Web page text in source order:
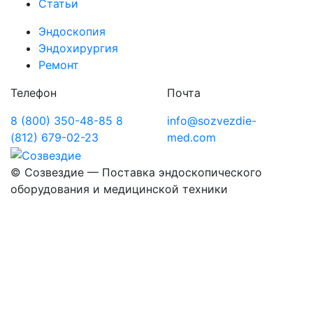
Статьи
Эндоскопия
Эндохирургия
Ремонт
Телефон
8 (800) 350-48-85 8
(812) 679-02-23
Почта
info@sozvezdie-
med.com
© Созвездие — Поставка эндоскопического
оборудования и медицинской техники